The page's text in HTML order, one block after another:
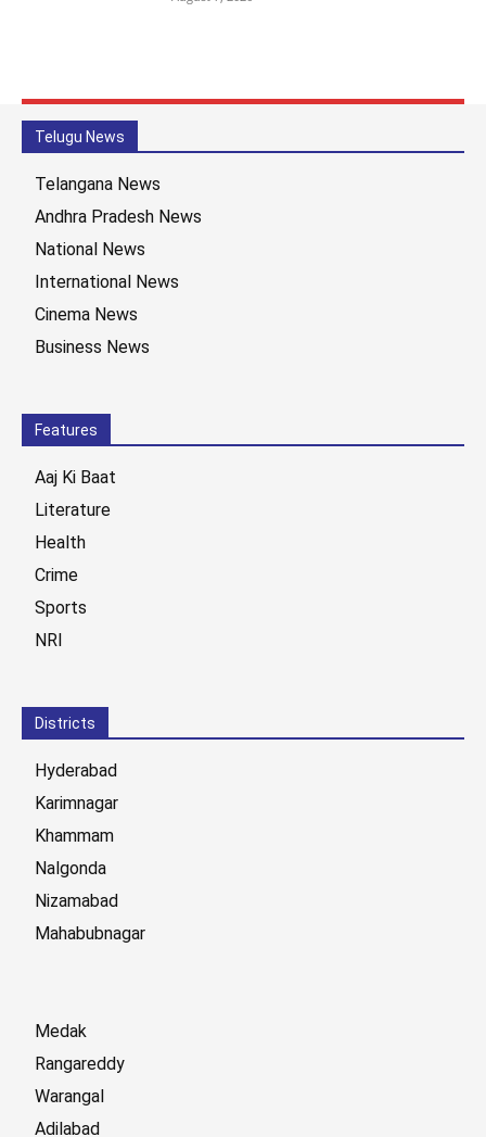
Telugu News
Telangana News
Andhra Pradesh News
National News
International News
Cinema News
Business News
Features
Aaj Ki Baat
Literature
Health
Crime
Sports
NRI
Districts
Hyderabad
Karimnagar
Khammam
Nalgonda
Nizamabad
Mahabubnagar
Medak
Rangareddy
Warangal
Adilabad